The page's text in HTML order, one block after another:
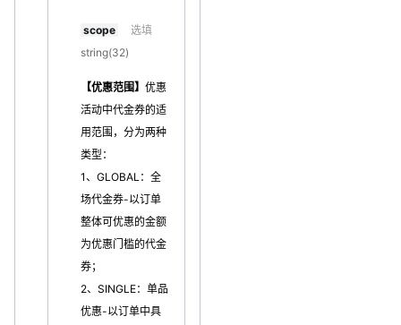
scope
选填
string(32)
【优惠范围】 优惠
活动中代金券的适
用范围，分为两种
类型：
1、GLOBAL：全
场代金券-以订单
整体可优惠的金额
为优惠门槛的代金
券；
2、SINGLE：单品
优惠-以订单中具